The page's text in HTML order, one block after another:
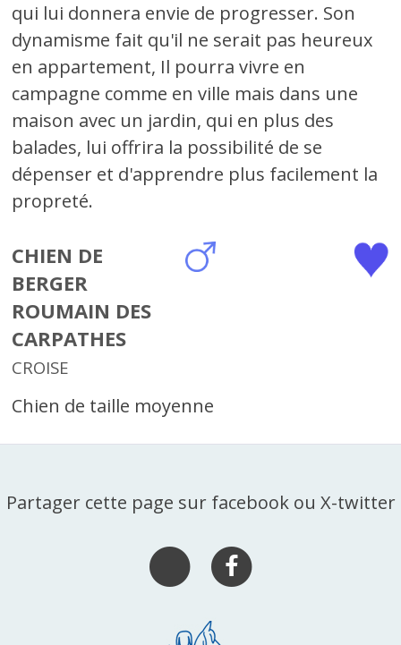
qui lui donnera envie de progresser. Son
dynamisme fait qu'il ne serait pas heureux
en appartement, Il pourra vivre en
campagne comme en ville mais dans une
maison avec un jardin, qui en plus des
balades, lui offrira la possibilité de se
dépenser et d'apprendre plus facilement la
propreté.
CHIEN DE
BERGER
ROUMAIN DES
CARPATHES
CROISE
Chien de taille moyenne
Partager cette page sur facebook ou X-twitter